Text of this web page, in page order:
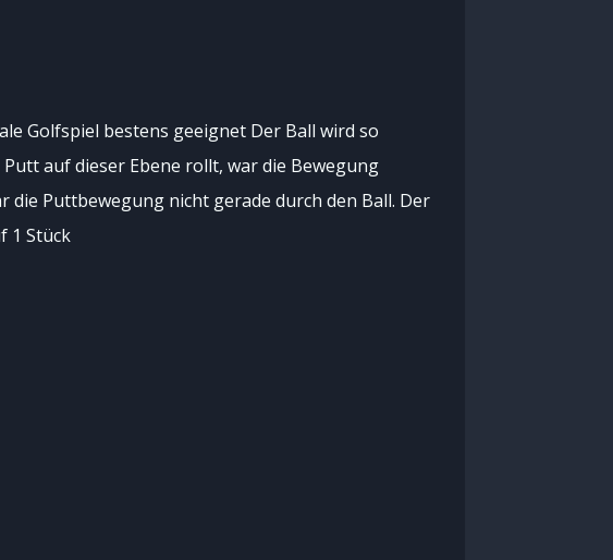
Golfspiel bestens geeignet Der Ball wird so
auf dieser Ebene rollt, war die Bewegung
die Puttbewegung nicht gerade durch den Ball. Der
1 Stück